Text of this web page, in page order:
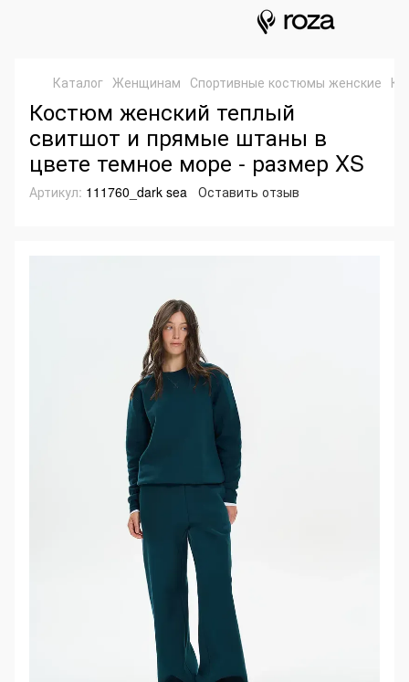
Каталог Женщинам Спортивные костюмы женские
Костюм женский теплый
свитшот и прямые штаны в
цвете темное море - размер XS
Артикул: 111760_dark sea Оставить отзыв